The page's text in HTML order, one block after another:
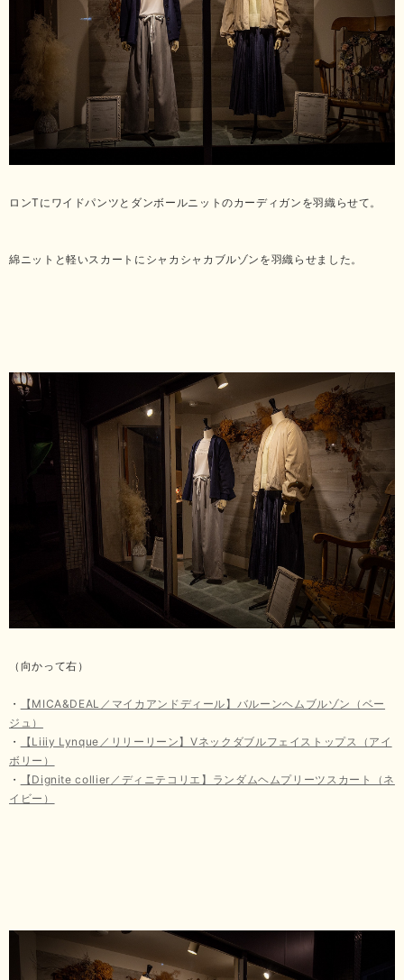
ロンTにワイドパンツとダンボールニットのカーディガンを羽織らせて。
綿ニットと軽いスカートにシャカシャカブルゾンを羽織らせました。
（向かって右）
・
【MICA&DEAL／マイカアンドディール】バルーンヘムブルゾン（ベー
ジュ）
・
【Liiiy Lynque／リリーリーン】Vネックダブルフェイストップス（アイ
ボリー）
・
【Dignite collier／ディニテコリエ】ランダムヘムプリーツスカート（ネ
イビー）